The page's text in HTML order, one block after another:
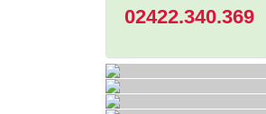
02422.340.369